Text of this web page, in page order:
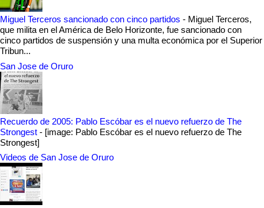
Miguel Terceros sancionado con cinco partidos - Miguel Terceros,
que milita en el América de Belo Horizonte, fue sancionado con
cinco partidos de suspensión y una multa económica por el Superior
Tribun...
San Jose de Oruro
Recuerdo de 2005: Pablo Escóbar es el nuevo refuerzo de The
Strongest - [image: Pablo Escóbar es el nuevo refuerzo de The
Strongest]
Videos de San Jose de Oruro